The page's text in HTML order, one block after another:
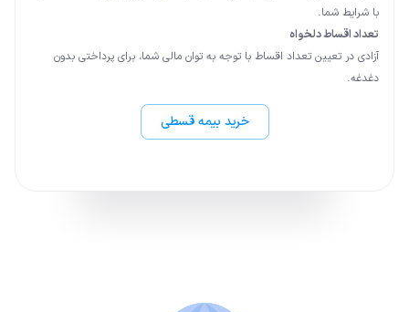
با شرایط شما.
تعداد اقساط دلخواه
آزادی در تعیین تعداد اقساط با توجه به توان مالی شما، برای پرداختی بدون
دغدغه.
خرید بیمه قسطی